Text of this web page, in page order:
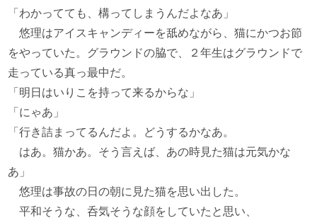
「わかってても、構ってしまうんだよなあ」
悠理はアイスキャンディーを舐めながら、猫にかつお節
をやっていた。グラウンドの脇で、２年生はグラウンドで
走っている真っ最中だ。
「明日はいりこを持って来るからな」
「にゃあ」
「行き詰まってるんだよ。どうするかなあ。
はあ。猫かあ。そう言えば、あの時見た猫は元気かな
あ」
悠理は事故の日の朝に見た猫を思い出した。
平和そうな、呑気そうな顔をしていたと思い、